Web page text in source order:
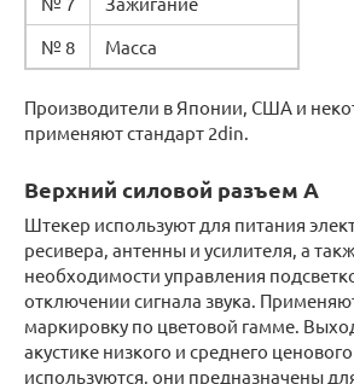
№ 8
Масса
Производители в Японии, США и
применяют стандарт 2din.
Верхний силовой разъем А
Штекер используют для питания
ресивера, антенны и усилителя, а
необходимости управления
отключении сигнала звука.
маркировку по цветовой гамме.
акустике низкого и среднего
используются, они предназначены